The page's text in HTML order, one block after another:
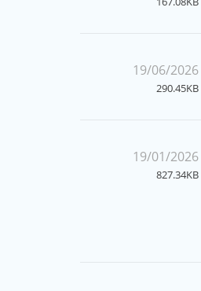
19/06/2026
290.45KB
19/01/2026
827.34KB